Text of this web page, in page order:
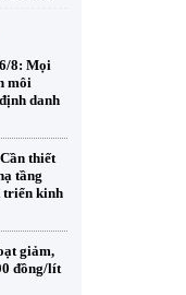
8: Mọi
môi
danh
thiết
tầng
triển kinh
giảm,
đồng/lít